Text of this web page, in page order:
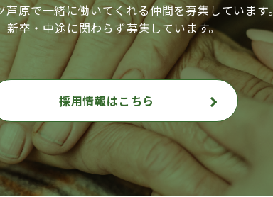
芦原で一緒に働いてくれる仲間を募集しています
新卒・中途に関わらず募集しています。
採用情報はこちら